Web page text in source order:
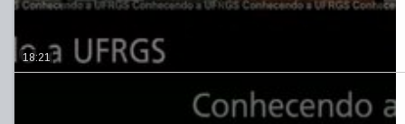
18:21